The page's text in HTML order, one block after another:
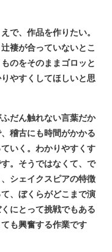
で、作品を作りたい。
褄が合っていないとこ
のをそのままゴロッと
やすくしてほしいと思
だん触れない言葉だか
稽古にも時間がかかる
いく。わかりやすくす
。そうではなくて、で
シェイクスピアの特徴
、ぼくらがどこまで演
にとって挑戦でもある
も興奮する作業です